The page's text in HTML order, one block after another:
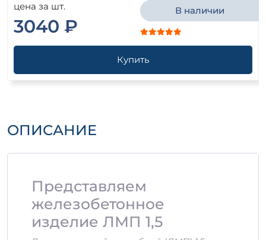
цена за шт.
3040 ₽
В наличии
Купить
ОПИСАНИЕ
Представляем
железобетонное
изделие ЛМП 1,5